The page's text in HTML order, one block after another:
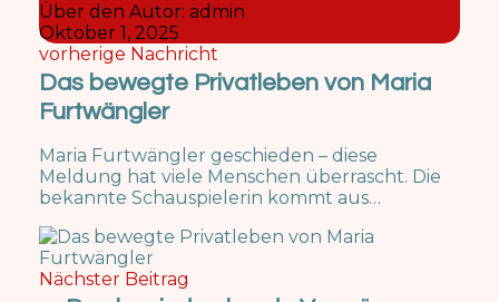
Über den Autor: admin
Oktober 1, 2025
vorherige Nachricht
Das bewegte Privatleben von Maria
Furtwängler
Maria Furtwängler geschieden – diese
Meldung hat viele Menschen überrascht. Die
bekannte Schauspielerin kommt aus…
Nächster Beitrag